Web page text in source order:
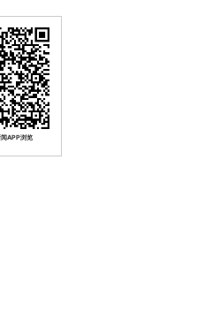
APP浏览